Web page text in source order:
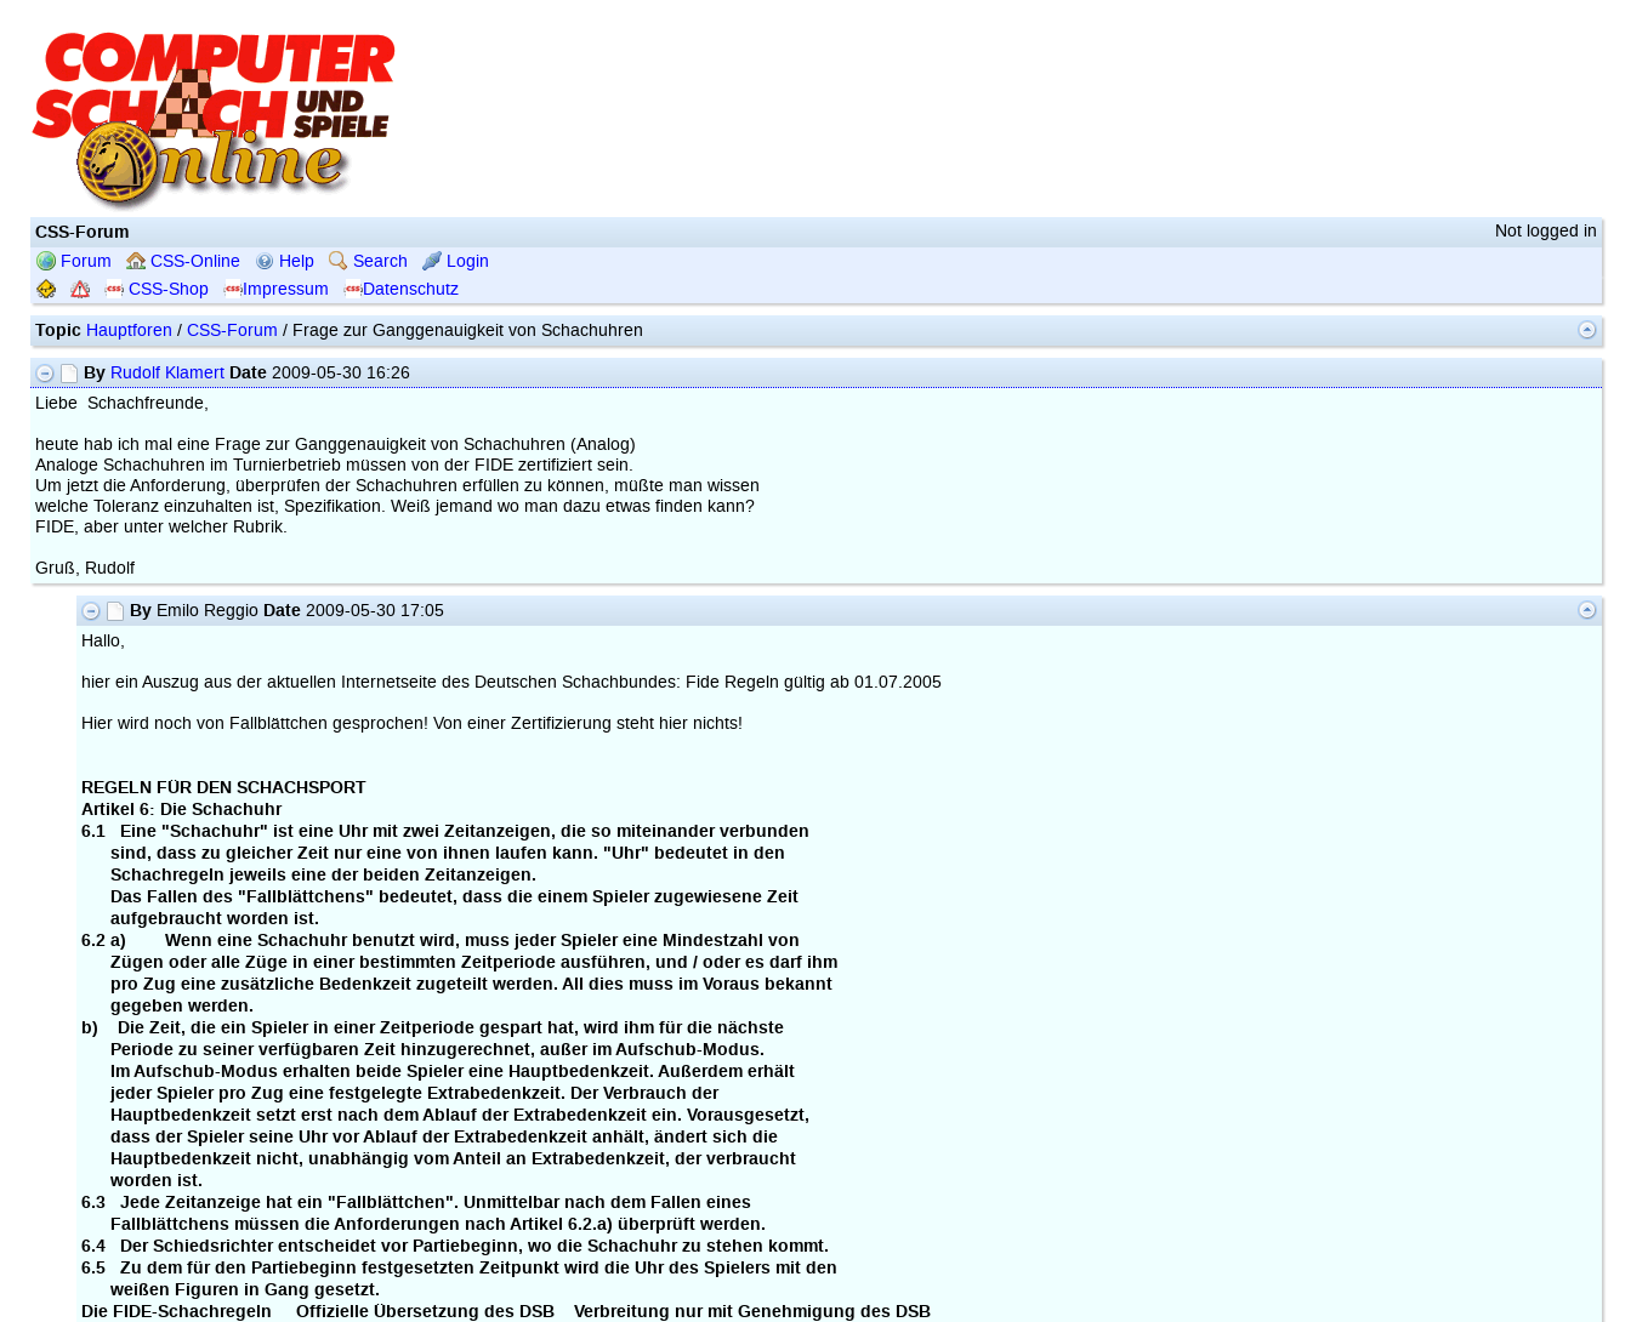
Not logged in
CSS-Forum
Forum CSS-Online Help Search
Login
CSS-Shop
Impressum Datenschutz
Topic Hauptforen / CSS-Forum / Frage zur Ganggenauigkeit von Schachuhren
By Rudolf Klamert Date2009-05-30 16:26
Liebe Schachfreunde,
heute hab ich mal eine Frage zur Ganggenauigkeit von Schachuhren (Analog)
Analoge Schachuhren im Turnierbetrieb müssen von der FIDE zertifiziert sein.
Um jetzt die Anforderung, überprüfen der Schachuhren erfüllen zu können, müßte man wissen
welche Toleranz einzuhalten ist, Spezifikation. Weiß jemand wo man dazu etwas finden kann?
FIDE, aber unter welcher Rubrik.
Gruß, Rudolf
By Emilo Reggio Date 2009-05-30 17:05
Hallo,
hier ein Auszug aus der aktuellen Internetseite des Deutschen Schachbundes: Fide Regeln gültig ab 01.07.2005
Hier wird noch von Fallblättchen gesprochen! Von einer Zertifizierung steht hier nichts!
REGELN FÜR DEN SCHACHSPORT
Artikel 6: Die Schachuhr
6.1 Eine "Schachuhr" ist eine Uhr mit zwei Zeitanzeigen, die so miteinander verbunden
sind, dass zu gleicher Zeit nur eine von ihnen laufen kann. "Uhr" bedeutet in den
Schachregeln jeweils eine der beiden Zeitanzeigen.
Das Fallen des "Fallblättchens" bedeutet, dass die einem Spieler zugewiesene Zeit
aufgebraucht worden ist.
6.2 a) Wenn eine Schachuhr benutzt wird, muss jeder Spieler eine Mindestzahl von
Zügen oder alle Züge in einer bestimmten Zeitperiode ausführen, und / oder es darf ihm
pro Zug eine zusätzliche Bedenkzeit zugeteilt werden. All dies muss im Voraus bekannt
gegeben werden.
b) Die Zeit, die ein Spieler in einer Zeitperiode gespart hat, wird ihm für die nächste
Periode zu seiner verfügbaren Zeit hinzugerechnet, außer im Aufschub-Modus.
Im Aufschub-Modus erhalten beide Spieler eine Hauptbedenkzeit. Außerdem erhält
jeder Spieler pro Zug eine festgelegte Extrabedenkzeit. Der Verbrauch der
Hauptbedenkzeit setzt erst nach dem Ablauf der Extrabedenkzeit ein. Vorausgesetzt,
dass der Spieler seine Uhr vor Ablauf der Extrabedenkzeit anhält, ändert sich die
Hauptbedenkzeit nicht, unabhängig vom Anteil an Extrabedenkzeit, der verbraucht
worden ist.
6.3 Jede Zeitanzeige hat ein "Fallblättchen". Unmittelbar nach dem Fallen eines
Fallblättchens müssen die Anforderungen nach Artikel 6.2.a) überprüft werden.
6.4 Der Schiedsrichter entscheidet vor Partiebeginn, wo die Schachuhr zu stehen kommt.
6.5 Zu dem für den Partiebeginn festgesetzten Zeitpunkt wird die Uhr des Spielers mit den
weißen Figuren in Gang gesetzt.
Die FIDE-Schachregeln Offizielle Übersetzung des DSB Verbreitung nur mit Genehmigung des DSB